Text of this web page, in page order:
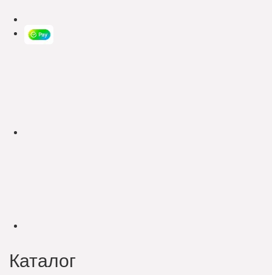
Каталог